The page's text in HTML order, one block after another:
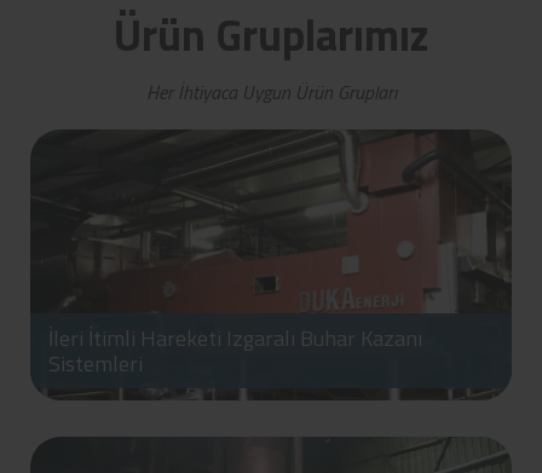
Ürün Gruplarımız
Her İhtiyaca Uygun Ürün Grupları
İleri İtimli Hareketi Izgaralı Buhar Kazanı
Sistemleri